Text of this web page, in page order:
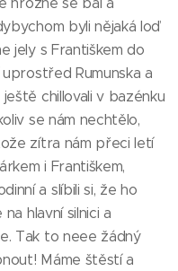
hrozně se bál a
byli nějaká loď
jely s Františkem do
Rumunska a
chillovali v bazénku
se nám nechtělo,
zítra nám přeci letí
i Františkem,
a slíbili si, že ho
hlavní silnici a
Tak to neee žádný
Máme štěstí a